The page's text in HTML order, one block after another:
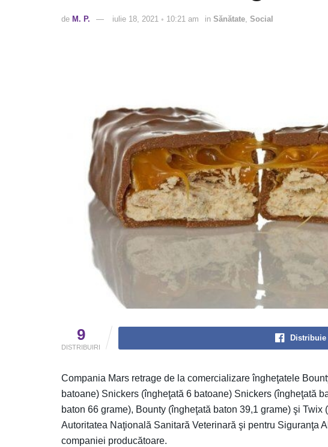
de M. P. iulie 18, 2021 ◦ 10:21 am in Sănătate Social
9
DISTRIBUIRI
Distribuie
Compania Mars retrage de la comercializare îngheţatele
batoane) Snickers (îngheţată 6 batoane) Snickers (îngheţată
baton 66 grame), Bounty (îngheţată baton 39,1 grame) şi
Autoritatea Naţională Sanitară Veterinară şi pentru Siguranţa
companiei producătoare.